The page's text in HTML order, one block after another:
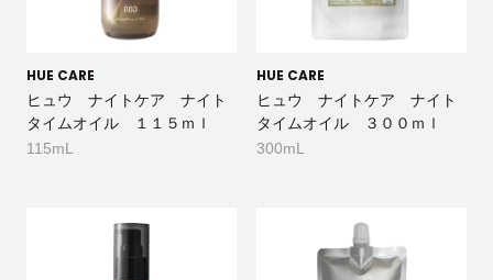
HUE CARE
ヒュウ ナイトケア ナイト
タイムオイル １１５ｍｌ
115mL
HUE CARE
ヒュウ ナイトケア ナイト
タイムオイル ３００ｍｌ
300mL